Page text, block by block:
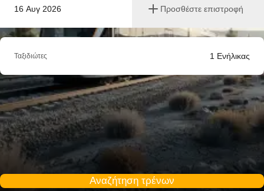
16 Αυγ 2026 Προσθέστε επιστροφή
Ταξιδιώτες 1 Ενήλικας
Αναζήτηση τρένων